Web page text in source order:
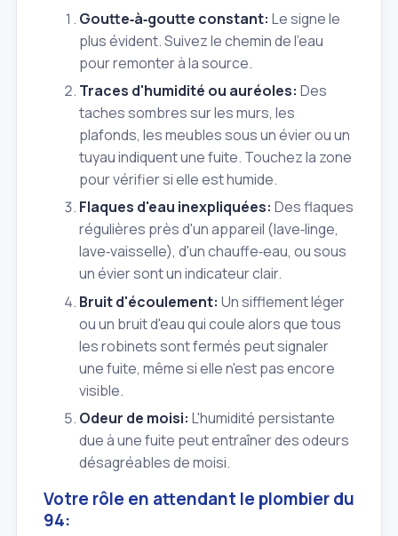
Goutte‑à‑goutte constant: Le signe le
plus évident. Suivez le chemin de l'eau
pour remonter à la source.
Traces d'humidité ou auréoles: Des
taches sombres sur les murs, les
plafonds, les meubles sous un évier ou un
tuyau indiquent une fuite. Touchez la zone
pour vérifier si elle est humide.
Flaques d'eau inexpliquées: Des flaques
régulières près d'un appareil (lave‑linge,
lave‑vaisselle), d'un chauffe‑eau, ou sous
un évier sont un indicateur clair.
Bruit d'écoulement: Un sifflement léger
ou un bruit d'eau qui coule alors que tous
les robinets sont fermés peut signaler
une fuite, même si elle n'est pas encore
visible.
Odeur de moisi: L'humidité persistante
due à une fuite peut entraîner des odeurs
désagréables de moisi.
Votre rôle en attendant le plombier du
94: